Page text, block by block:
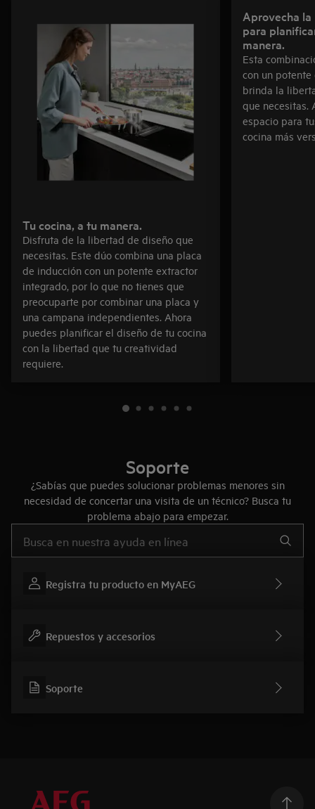
Tu cocina, a tu manera.
Disfruta de la libertad de diseño que
necesitas. Este dúo combina una placa
de inducción con un potente extractor
integrado, por lo que no tienes que
preocuparte por combinar una placa y
una campana independientes. Ahora
puedes planificar el diseño de tu cocina
con la libertad que tu creatividad
requiere.
Aprovecha
para
manera.
Esta
con un
brinda la
que necesitas.
espacio para
cocina más
Soporte
¿Sabías que puedes solucionar problemas menores sin
necesidad de concertar una visita de un técnico? Busca tu
problema abajo para empezar.
Registra tu producto en MyAEG
Repuestos y accesorios
Soporte